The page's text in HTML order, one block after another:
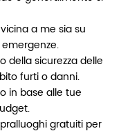
a me sia su
della sicurezza delle
furti o danni.
in base alle tue
gratuiti per